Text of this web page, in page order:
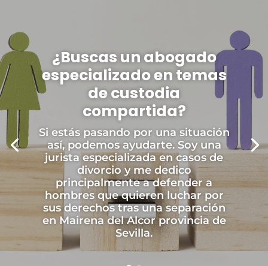
¿Buscas un abogado
especializado en temas
de custodia
compartida?
Si estás pasando por una situación
así, podemos ayudarte. Soy una
jurista especializada en casos de
divorcio y me dedico
principalmente a defender a
hombres que quieren luchar por
sus derechos tras una separación
en Mairena del Alcor provincia de
Sevilla.